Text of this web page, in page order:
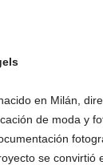
en Milán,
de moda y
se convirtió